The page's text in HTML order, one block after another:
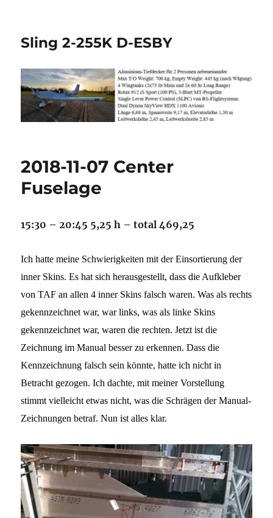
Sling 2-255K D-ESBY
2018-11-07 Center
Fuselage
15:30 – 20:45 5,25 h – total 469,25
Ich hatte meine Schwierigkeiten mit der Einsortierung der
inner Skins. Es hat sich herausgestellt, dass die Aufkleber
von TAF an allen 4 inner Skins falsch waren. Was als rechts
gekennzeichnet war, war links, was als linke Skins
gekennzeichnet war, waren die rechten. Jetzt ist die
Zeichnung im Manual besser zu erkennen. Dass die
Kennzeichnung falsch sein könnte, hatte ich nicht in
Betracht gezogen. Ich dachte, mit meiner Vorstellung
stimmt vielleicht etwas nicht, was die Schrägen der Manual-
Zeichnungen betraf. Nun ist alles klar.